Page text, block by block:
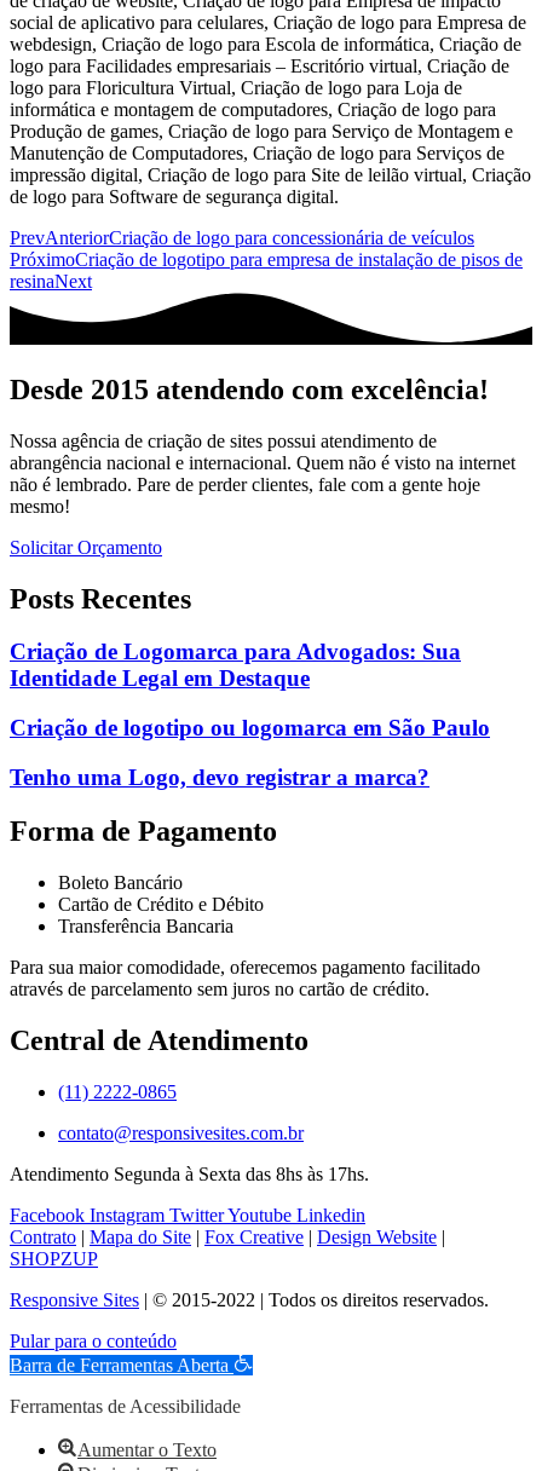
PrevAnteriorCriação de logo para concessionária de veículos
PróximoCriação de logotipo para empresa de instalação de pisos de
resinaNext
Desde 2015 atendendo com excelência!
Nossa agência de criação de sites possui atendimento de
abrangência nacional e internacional. Quem não é visto na internet
não é lembrado. Pare de perder clientes, fale com a gente hoje
mesmo!
Solicitar Orçamento
Posts Recentes
Criação de Logomarca para Advogados: Sua
Identidade Legal em Destaque
Criação de logotipo ou logomarca em São Paulo
Tenho uma Logo, devo registrar a marca?
Forma de Pagamento
Boleto Bancário
Cartão de Crédito e Débito
Transferência Bancaria
Para sua maior comodidade, oferecemos pagamento facilitado
através de parcelamento sem juros no cartão de crédito.
Central de Atendimento
(11) 2222-0865
contato@responsivesites.com.br
Atendimento Segunda à Sexta das 8hs às 17hs.
Facebook Instagram TwitterYoutube Linkedin
Contrato | Mapa do Site | Fox Creative | Design Website |
SHOPZUP
Responsive Sites | © 2015-2022 | Todos os direitos reservados.
Pular para o conteúdo
Barra de Ferramentas Aberta
Ferramentas de Acessibilidade
Aumentar o Texto